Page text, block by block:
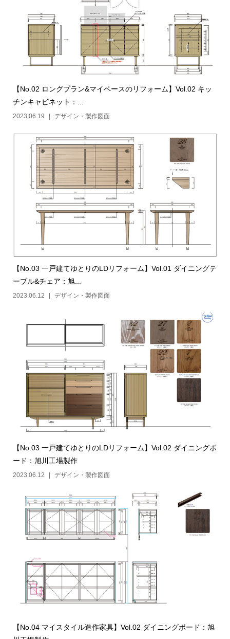
【No.02 ロングプラン&マイペースのリフォーム】Vol.02 キッ
チンキャビネット：...
2023.06.19 デザイン・製作図面
【No.03 一戸建てゆとりのLDリフォーム】Vol.01 ダイニングテ
ーブル&チェア：旭...
2023.06.12 デザイン・製作図面
【No.03 一戸建てゆとりのLDリフォーム】Vol.02 ダイニングボ
ード：旭川工場製作
2023.06.12 デザイン・製作図面
【No.04 マイスタイル造作家具】Vol.02 ダイニングボード：旭